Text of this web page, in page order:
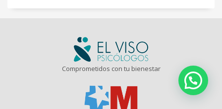
Comprometidos con tu bienestar